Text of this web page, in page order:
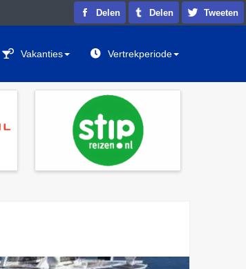
Vakanties Vertrekperiode
Delen Delen Tweeten